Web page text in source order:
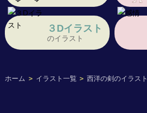
ホーム > イラスト一覧 > 西洋の剣のイラスト
３Dイラスト
のイラスト